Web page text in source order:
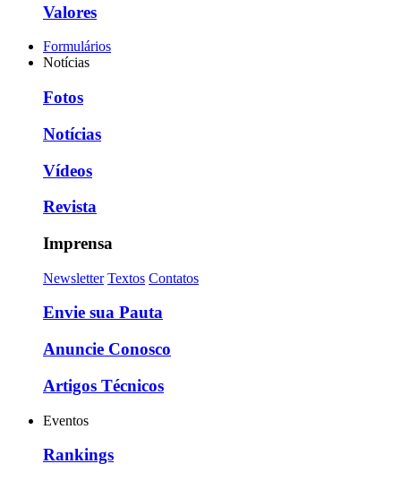
Valores
Formulários
Notícias
Fotos
Notícias
Vídeos
Revista
Imprensa
Newsletter Textos Contatos
Envie sua Pauta
Anuncie Conosco
Artigos Técnicos
Eventos
Rankings